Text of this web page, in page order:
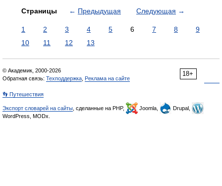
Страницы ← Предыдущая Следующая →
1 2 3 4 5 6 7 8
9
10
11 12 13
18+
© Академик, 2000-2026
Обратная связь: Техподдержка Реклама на сайте
👣 Путешествия
Экспорт словарей на сайты , сделанные на PHP, Joomla,
Drupal,
WordPress, MODx.